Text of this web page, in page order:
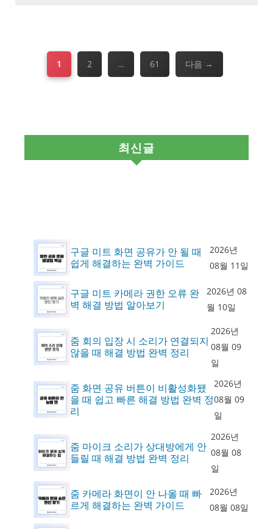
페
이
1
페
이
2 …
페
이
61 다음 →
최신글
구글 미트 화면 공유가 안 될 때
쉽게 해결하는 완벽 가이드
2026년
08월 11일
구글 미트 카메라 권한 오류 완
벽 해결 방법 알아보기
2026년 08
월 10일
줌 회의 입장 시 소리가 연결되지
않을 때 해결 방법 완벽 정리
2026년
08월 09
일
줌 화면 공유 버튼이 비활성화됐
을 때 쉽고 빠른 해결 방법 완벽 정
리
2026년
08월 09
일
줌 마이크 소리가 상대방에게 안
들릴 때 해결 방법 완벽 정리
2026년
08월 08
일
줌 카메라 화면이 안 나올 때 빠
르게 해결하는 완벽 가이드
2026년
08월 08일